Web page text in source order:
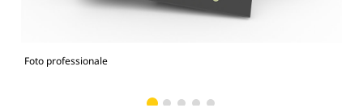
Foto professionale